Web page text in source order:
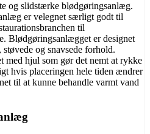
og slidstærke blødgøringsanlæg.
er velegnet særligt godt til
til
Blødgøringsanlægget er designet
og snavsede forhold.
med hjul som gør det nemt at rykke
hvis placeringen hele tiden ændrer
til at kunne behandle varmt vand